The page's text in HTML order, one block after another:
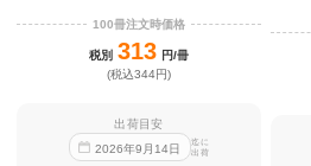
100冊注文時価格
税別 313 円/冊
(税込344円)
出荷目安
2026年9 月14日
迄に
出荷